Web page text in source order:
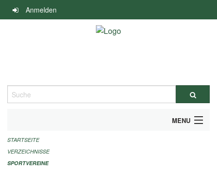
Navigation
überspringen
Anmelden
Suche
MENU
ALLGEMEINE INFORMATIONEN
FINANZIELLE UNTERSTÜTZUNG BENÖTIGT?
STARTSEITE
VERZEICHNISSE
SPORTVEREINE